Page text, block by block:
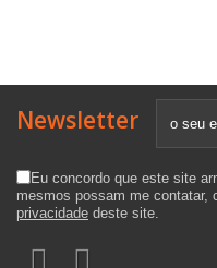
Newsletter
Eu concordo que este site
mesmos possam me contatar,
privacidade deste site.